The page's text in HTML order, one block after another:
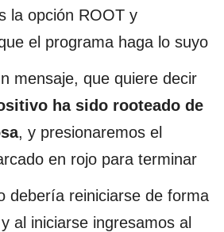
la opción ROOT y
el programa haga lo suyo
mensaje, que quiere decir
ha sido rooteado de
, y presionaremos el
en rojo para terminar
debería reiniciarse de forma
al iniciarse ingresamos al